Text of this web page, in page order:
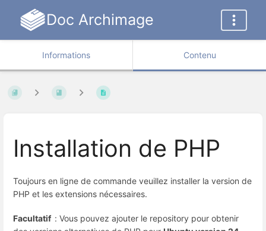
Doc Archimage
Informations Contenu
Installation de PHP
Toujours en ligne de commande veuillez installer la version de
PHP et les extensions nécessaires.
Facultatif : Vous pouvez ajouter le repository pour obtenir